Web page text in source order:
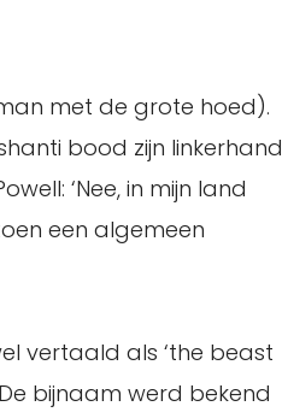
met de grote hoed).
bood zijn linkerhand
‘Nee, in mijn land
een algemeen
vertaald als ‘the beast
bijnaam werd bekend